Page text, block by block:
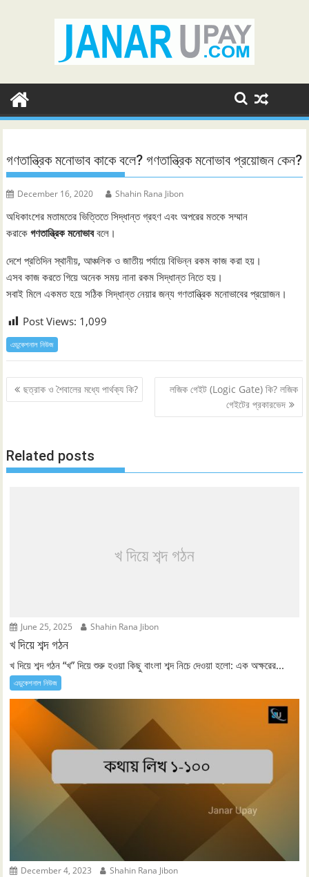
গণতান্ত্রিক মনোভাব কাকে বলে? গণতান্ত্রিক মনোভাব প্রয়োজন কেন?
December 16, 2020 Shahin Rana Jibon
অধিকাংশের মতামতের ভিত্তিতে সিদ্ধান্ত গ্রহণ এবং অপরের মতকে সম্মান
করাকেগণতান্ত্রিক মনোভাববলে।
দেশে প্রতিদিন স্থানীয়, আঞ্চলিক ও জাতীয় পর্যায়ে বিভিন্ন রকম কাজ করা হয়।
এসব কাজ করতে গিয়ে অনেক সময় নানা রকম সিদ্ধান্ত নিতে হয়।
সবাই মিলে একমত হয়ে সঠিক সিদ্ধান্ত নেয়ার জন্য গণতান্ত্রিক মনোভাবের প্রয়োজন।
Post Views: 1,099
এডুকেশনাল নিউজ
Post
navigation
ছত্রাক ও শৈবালের মধ্যে পার্থক্য কি?
লজিক গেইট (Logic Gate) কি? লজিক
গেইটের প্রকারভেদ
Related posts
খ দিয়ে শব্দ গঠন
June 25, 2025 Shahin Rana Jibon
খ দিয়ে শব্দ গঠন
খ দিয়ে শব্দ গঠন “খ” দিয়ে শুরু হওয়া কিছু বাংলা শব্দ নিচে দেওয়া হলো: এক অক্ষরের...
এডুকেশনাল নিউজ
December 4, 2023 Shahin Rana Jibon